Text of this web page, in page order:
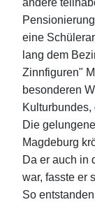
andere
eine
lang dem
Zinnfiguren"
besonderen
Die
Magdeburg
Da er auch in
war, fasste er
So